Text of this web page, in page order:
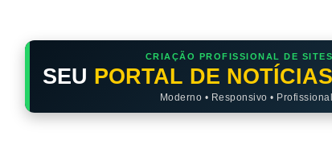
CRIAÇÃO PROFISSIONAL DE SITES
SEU PORTAL DE NOTÍCIAS
Moderno • Responsivo • Profissional